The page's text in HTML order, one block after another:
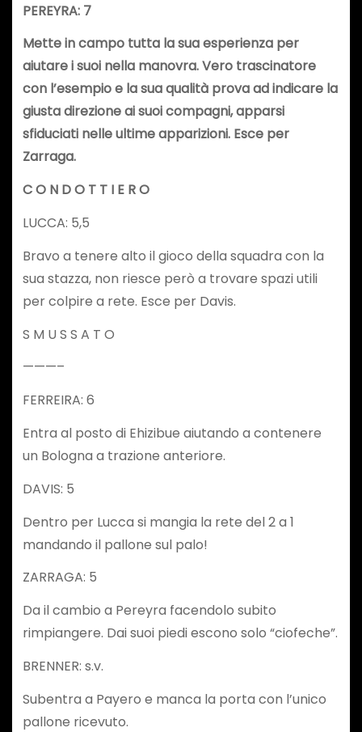
PEREYRA: 7
Mette in campo tutta la sua esperienza per
aiutare i suoi nella manovra. Vero trascinatore
con l’esempio e la sua qualità prova ad indicare la
giusta direzione ai suoi compagni, apparsi
sfiduciati nelle ultime apparizioni. Esce per
Zarraga.
C O N D O T T I E R O
LUCCA: 5,5
Bravo a tenere alto il gioco della squadra con la
sua stazza, non riesce però a trovare spazi utili
per colpire a rete. Esce per Davis.
S M U S S A T O
———–
FERREIRA: 6
Entra al posto di Ehizibue aiutando a contenere
un Bologna a trazione anteriore.
DAVIS: 5
Dentro per Lucca si mangia la rete del 2 a 1
mandando il pallone sul palo!
ZARRAGA: 5
Da il cambio a Pereyra facendolo subito
rimpiangere. Dai suoi piedi escono solo “ciofeche”.
BRENNER: s.v.
Subentra a Payero e manca la porta con l’unico
pallone ricevuto.